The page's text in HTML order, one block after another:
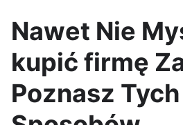
Nawet Nie
kupić firmę
Poznasz Tych